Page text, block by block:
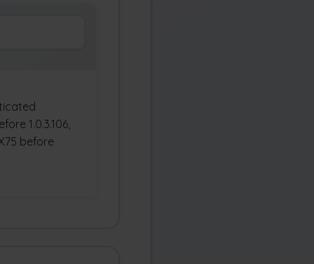
1.0.3.106,
before